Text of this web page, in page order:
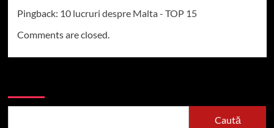
Pingback: 10 lucruri despre Malta - TOP 15
Comments are closed.
Caută